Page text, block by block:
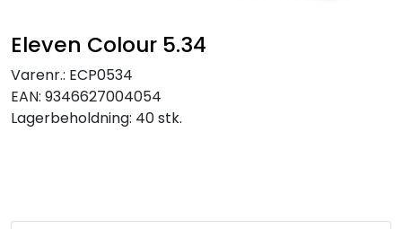
Eleven Colour 5.34
Varenr.: ECP0534
EAN: 9346627004054
Lagerbeholdning: 40 stk.